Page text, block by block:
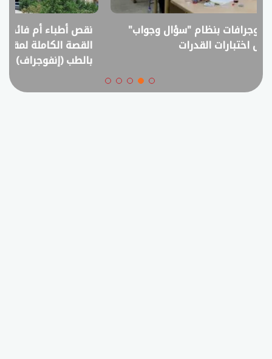
نقص أطباء أم فائض خريجين؟..
القصة الكاملة لمقترح خفض القبول
انفوجراف..
في امتحانات